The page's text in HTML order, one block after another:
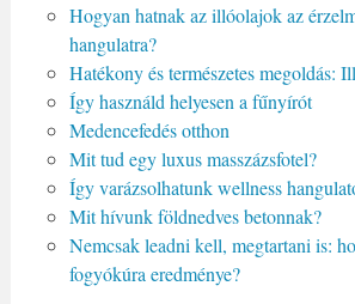
Hogyan hatnak az illóolajok az
hangulatra?
Hatékony és természetes megoldás:
Így használd helyesen a fűnyírót
Medencefedés otthon
Mit tud egy luxus masszázsfotel?
Így varázsolhatunk wellness
Mit hívunk földnedves betonnak?
Nemcsak leadni kell, megtartani is:
fogyókúra eredménye?